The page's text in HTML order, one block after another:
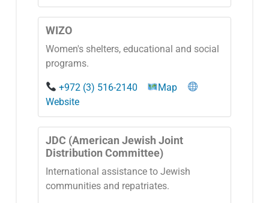
WIZO
Women's shelters, educational and social
programs.
+972 (3) 516-2140
Map
Website
JDC (American Jewish Joint
Distribution Committee)
International assistance to Jewish
communities and repatriates.